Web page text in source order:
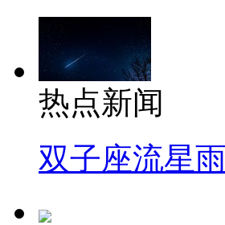
热点新闻
双子座流星